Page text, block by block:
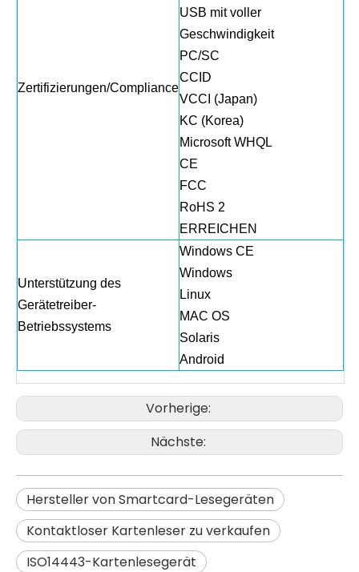
Zertifizierungen/Compliance
USB mit voller
Geschwindigkeit
PC/SC
CCID
VCCI (Japan)
KC (Korea)
Microsoft WHQL
CE
FCC
RoHS 2
ERREICHEN
Unterstützung des
Gerätetreiber-
Betriebssystems
Windows CE
Windows
Linux
MAC OS
Solaris
Android
Vorherige:
Nächste:
Hersteller von Smartcard-Lesegeräten
Kontaktloser Kartenleser zu verkaufen
ISO14443-Kartenlesegerät